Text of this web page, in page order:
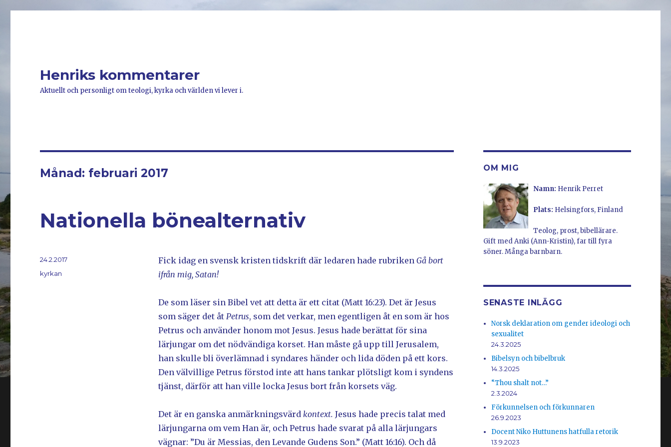
Henriks kommentarer
Aktuellt och personligt om teologi, kyrka och världen vi lever i.
Månad: februari 2017
Nationella bönealternativ
Fick idag en svensk kristen tidskrift där ledaren hade rubriken Gå bort
ifrån mig, Satan!
De som läser sin Bibel vet att detta är ett citat (Matt 16:23). Det är Jesus
som säger det åt Petrus, som det verkar, men egentligen åt en som är hos
Petrus och använder honom mot Jesus. Jesus hade berättat för sina
lärjungar om det nödvändiga korset. Han måste gå upp till Jerusalem,
han skulle bli överlämnad i syndares händer och lida döden på ett kors.
Den välvillige Petrus förstod inte att hans tankar plötsligt kom i syndens
tjänst, därför att han ville locka Jesus bort från korsets väg.
Det är en ganska anmärkningsvärd kontext. Jesus hade precis talat med
lärjungarna om vem Han är, och Petrus hade svarat på alla lärjungars
vägnar: ”Du är Messias, den Levande Gudens Son.” (Matt 16:16). Och då
Postat
24.2.2017
Kategorier
kyrkan
OM MIG
Namn: Henrik Perret
Plats: Helsingfors, Finland
Teolog, prost, bibellärare.
Gift med Anki (Ann-Kristin), far till fyra
söner. Många barnbarn.
SENASTE INLÄGG
Norsk deklaration om gender ideologi och
sexualitet
24.3.2025
Bibelsyn och bibelbruk
14.3.2025
“Thou shalt not…”
2.3.2024
Förkunnelsen och förkunnaren
26.9.2023
Docent Niko Huttunens hatfulla retorik
13.9.2023